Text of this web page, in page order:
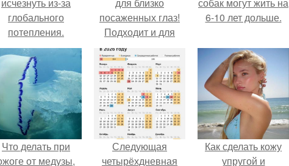
глобального
потепления.
посаженных глаз!
Подходит и для
нормально
посаженных глаз.
6-10 лет дольше.
Что делать при
от медузы,
Следующая
четырёхдневная
Как сделать кожу
упругой и